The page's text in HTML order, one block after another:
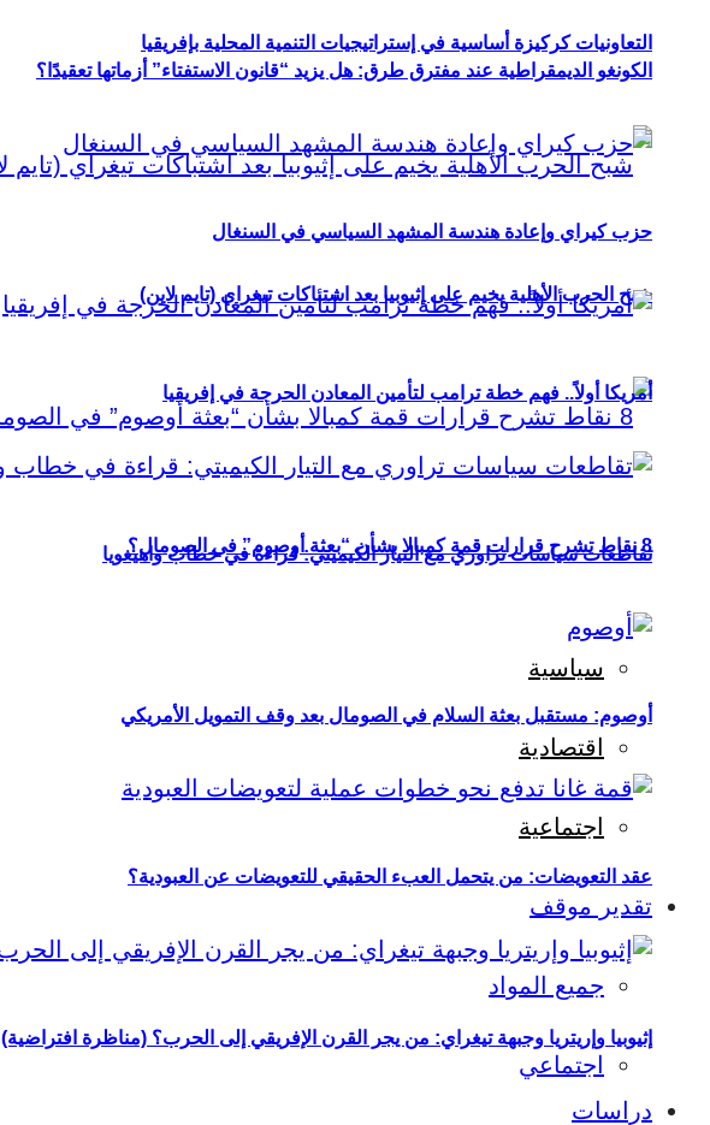
التعاونيات كركيزة أساسية في إستراتيجيات التنمية المحلية بإفريقيا
شبح الحرب الأهلية يخيم على إثيوبيا بعد اشتباكات تيغراي (تايم لاين)
8 نقاط تشرح قرارات قمة كمبالا بشأن “بعثة أوصوم” في الصومال؟
سياسية
اقتصادية
اجتماعية
تقدير موقف
جميع المواد
اجتماعي
الكونغو الديمقراطية عند مفترق طرق: هل يزيد “قانون الاستفتاء” أزماتها تعقيدًا؟
حزب كيراي وإعادة هندسة المشهد السياسي في السنغال
أمريكا أولاً.. فهم خطة ترامب لتأمين المعادن الحرجة في إفريقيا
تقاطعات سياسات تراوري مع التيار الكيميتي: قراءة في خطاب واهيغويا
أوصوم: مستقبل بعثة السلام في الصومال بعد وقف التمويل الأمريكي
عقد التعويضات: من يتحمل العبء الحقيقي للتعويضات عن العبودية؟
إثيوبيا وإريتريا وجبهة تيغراي: من يجر القرن الإفريقي إلى الحرب؟ (مناظرة افتراضية)
دراسات